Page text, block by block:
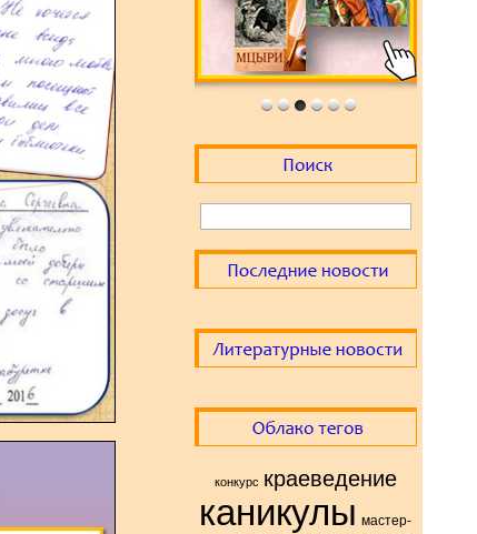
конкурс краеведение
каникулы мастер-